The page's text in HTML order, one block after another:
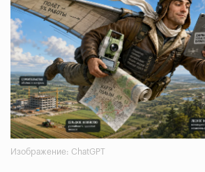
Изображение: ChatGPT